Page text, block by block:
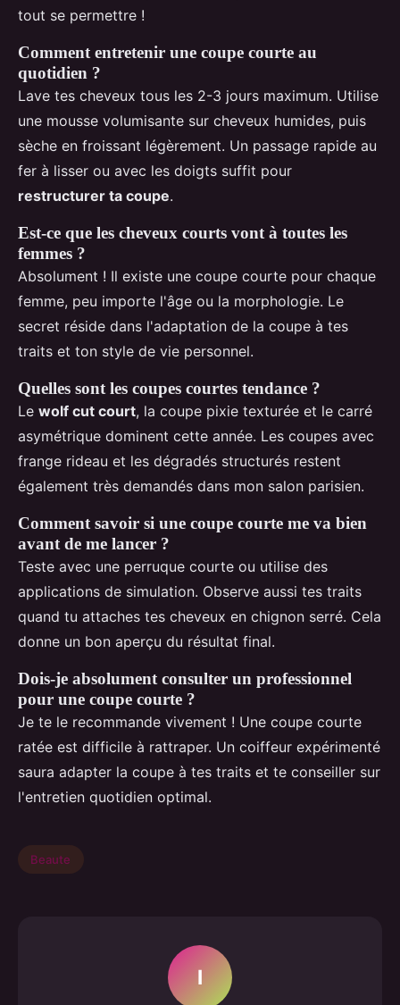
tout se permettre !
Comment entretenir une coupe courte au
quotidien ?
Lave tes cheveux tous les 2-3 jours maximum. Utilise
une mousse volumisante sur cheveux humides, puis
sèche en froissant légèrement. Un passage rapide au
fer à lisser ou avec les doigts suffit pour
restructurer ta coupe.
Est-ce que les cheveux courts vont à toutes les
femmes ?
Absolument ! Il existe une coupe courte pour chaque
femme, peu importe l'âge ou la morphologie. Le
secret réside dans l'adaptation de la coupe à tes
traits et ton style de vie personnel.
Quelles sont les coupes courtes tendance ?
Le wolf cut court, la coupe pixie texturée et le carré
asymétrique dominent cette année. Les coupes avec
frange rideau et les dégradés structurés restent
également très demandés dans mon salon parisien.
Comment savoir si une coupe courte me va bien
avant de me lancer ?
Teste avec une perruque courte ou utilise des
applications de simulation. Observe aussi tes traits
quand tu attaches tes cheveux en chignon serré. Cela
donne un bon aperçu du résultat final.
Dois-je absolument consulter un professionnel
pour une coupe courte ?
Je te le recommande vivement ! Une coupe courte
ratée est difficile à rattraper. Un coiffeur expérimenté
saura adapter la coupe à tes traits et te conseiller sur
l'entretien quotidien optimal.
Beaute
I